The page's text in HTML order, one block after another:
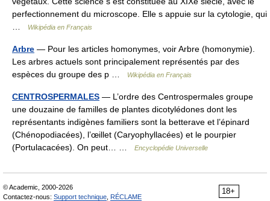
perfectionnement du microscope. Elle s appuie sur la cytologie, qui
Wikipédia en Français
Arbre — Pour les articles homonymes, voir Arbre (homonymie).
Les arbres actuels sont principalement représentés par des
espèces du groupe des p …
Wikipédia en Français
CENTROSPERMALES — L’ordre des Centrospermales groupe
une douzaine de familles de plantes dicotylédones dont les
représentants indigènes familiers sont la betterave et l’épinard
(Chénopodiacées), l’œillet (Caryophyllacées) et le pourpier
(Portulacacées). On peut… …
Encyclopédie Universelle
18+
© Academic, 2000-2026
Contactez-nous: Support technique RÉCLAME